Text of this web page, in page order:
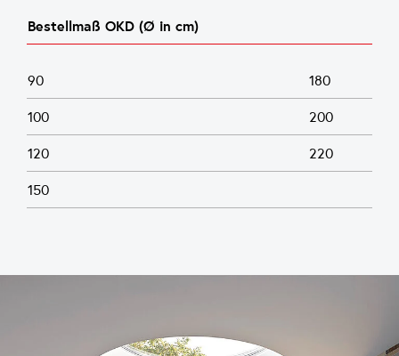
Bestellmaß OKD (Ø in cm)
90 180
100 200
120 220
150